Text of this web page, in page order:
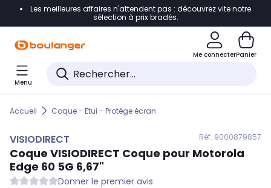
Accéder directement à la navigation
Accéder directement au pied de page
Accéder directement au chatbot
Les meilleures affaires n'attendent pas : découvrez vite notre
sélection à prix bradés.
Me connecterPanier
Menu
Accueil Coque - Etui - Protège écran
VISIODIRECT Réf. 9000879857
Coque VISIODIRECT Coque pour Motorola
Edge 60 5G 6,67"
Donner le premier avis